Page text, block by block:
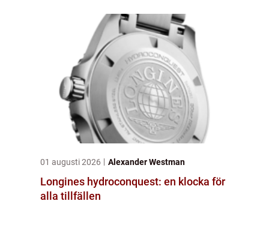
01 augusti 2026 Alexander Westman
Longines hydroconquest: en klocka för
alla tillfällen